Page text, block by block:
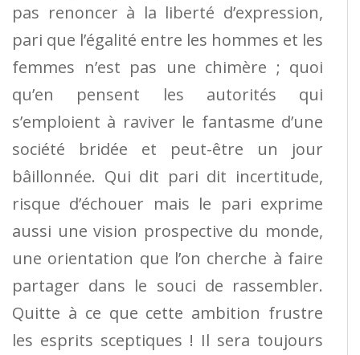
pas renoncer à la liberté d’expression,
pari que l’égalité entre les hommes et les
femmes n’est pas une chimère ; quoi
qu’en pensent les autorités qui
s’emploient à raviver le fantasme d’une
société bridée et peut-être un jour
bâillonnée. Qui dit pari dit incertitude,
risque d’échouer mais le pari exprime
aussi une vision prospective du monde,
une orientation que l’on cherche à faire
partager dans le souci de rassembler.
Quitte à ce que cette ambition frustre
les esprits sceptiques ! Il sera toujours